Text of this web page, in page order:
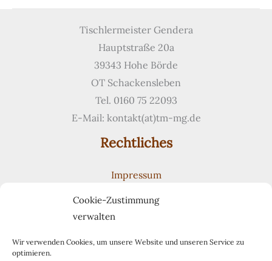
Cookie-Zustimmung
verwalten
Wir verwenden Cookies, um unsere Website und unseren Service zu
optimieren.
sonnenverbranntem
Tischlermeister Gendera
Hauptstraße 20a
39343 Hohe Börde
OT Schackensleben
Tel. 0160 75 22093
E-Mail: kontakt(at)tm-mg.de
Rechtliches
Impressum
Cookie-Richtlinie (EU)
Suchen